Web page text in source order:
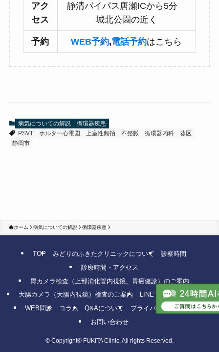
アク
セス
静清バイパス唐瀬ICから5分
城北公園の近く
予約 WEB予約,電話予約はこちら
病気についての解説
循環器疾患
PSVT
ホルター心電図 上室性頻拍 不整脈 循環器内科
葵区
静岡市
ホーム 病気についての解説 循環器疾患
TOP みどりのふきたクリニックについて
診察時間
診療時間・アクセス
胃カメラ検査（上部消化管内視鏡、胃癌健診）のご案内
大腸カメラ（大腸内視鏡）検査のご案内
LINE予約
WEB予約
WEB問診
コラム Q&Aについて
プライバシーポリシー
お問い合わせ
© Copyright© FUKITA Clinic. All rights Reserved.